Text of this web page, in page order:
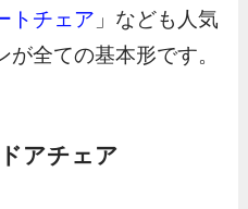
トチェア 」なども人気
全ての基本形です。
アチェア